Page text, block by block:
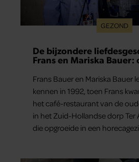
GEZOND
De bijzondere
Frans en Mariska Bauer:
Frans Bauer en Mariska Bauer
kennen in 1992, toen Frans
het café-restaurant van de
in het Zuid-Hollandse dorp Ter
die opgroeide in een